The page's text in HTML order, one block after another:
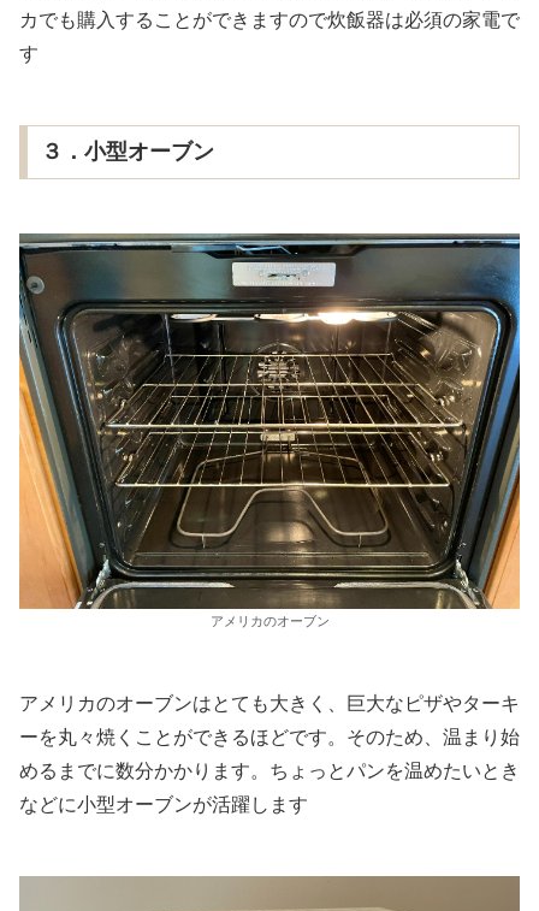
カでも購入することができますので炊飯器は必須の家電で
す
３．小型オーブン
アメリカのオーブン
アメリカのオーブンはとても大きく、巨大なピザやターキ
ーを丸々焼くことができるほどです。そのため、温まり始
めるまでに数分かかります。ちょっとパンを温めたいとき
などに小型オーブンが活躍します